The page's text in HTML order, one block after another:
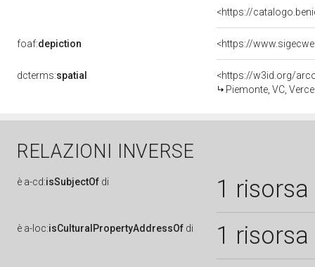
<https://
foaf:depiction <https://
dcterms:spatial
<https://w3id.org/
Piemonte, VC,
RELAZIONI INVERSE
è a-cd:isSubjectOf di 1 risorsa
è a-loc:isCulturalPropertyAddressOf di 1 risorsa